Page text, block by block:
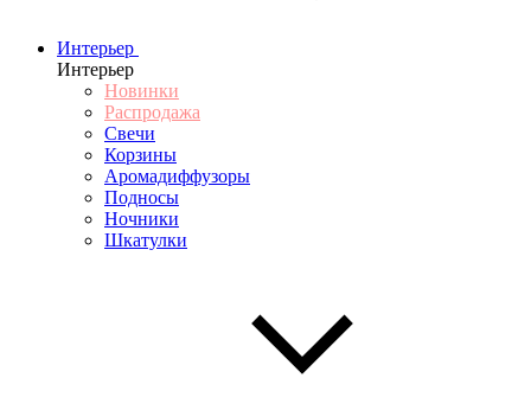
Интерьер
Интерьер
Новинки
Распродажа
Свечи
Корзины
Аромадиффузоры
Подносы
Ночники
Шкатулки